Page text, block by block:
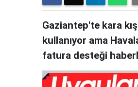
Gaziantep'te kara
kullanıyor ama
fatura desteği